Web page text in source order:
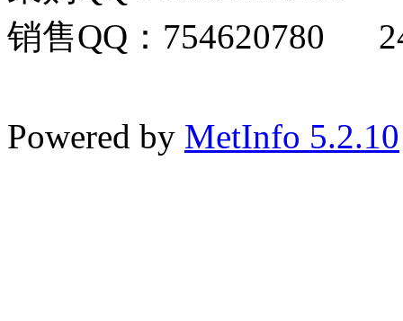
销售QQ：754620780
Powered by MetInfo 5.2.10